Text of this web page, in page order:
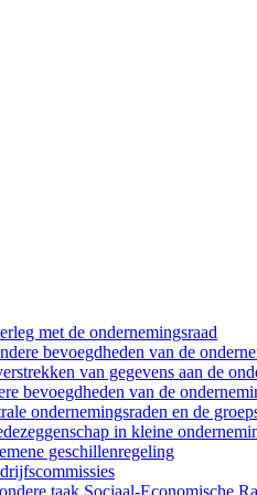
met de ondernemingsraad
bevoegdheden van de
van gegevens aan de
bevoegdheden van de
ondernemingsraden en de
in kleine
geschillenregeling
taak Sociaal-Economische